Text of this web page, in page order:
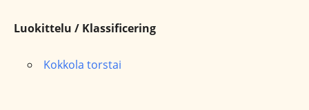
Luokittelu / Klassificering
Kokkola torstai